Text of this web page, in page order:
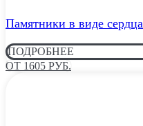
Памятники в виде сердца
ПОДРОБНЕЕ
ОТ 1605 РУБ.